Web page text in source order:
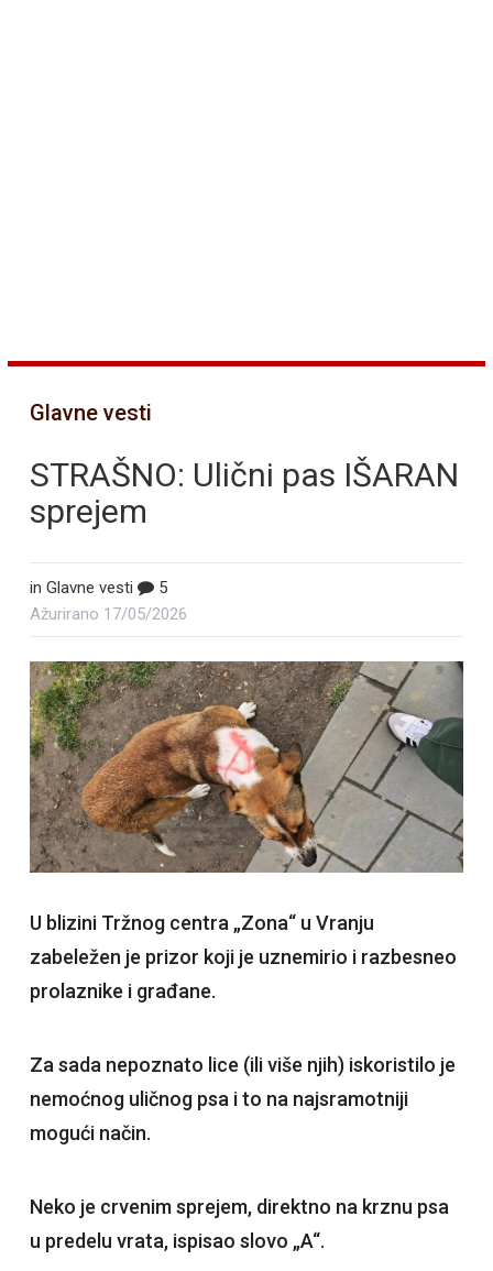
Glavne vesti
STRAŠNO: Ulični pas IŠARAN
sprejem
in Glavne vesti
5
Ažurirano 17/05/2026
​U blizini Tržnog centra „Zona“ u Vranju
zabeležen je prizor koji je uznemirio i razbesneo
prolaznike i građane.
Za sada nepoznato lice (ili više njih) iskoristilo je
nemoćnog uličnog psa i to na najsramotniji
mogući način.
Neko je crvenim sprejem, direktno na krznu psa
u predelu vrata, ispisao slovo „A“.